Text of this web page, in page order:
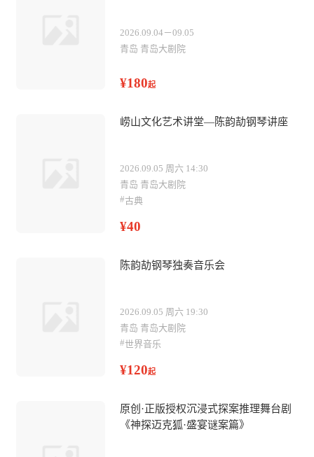
2026.09.04－09.05
青岛 青岛大剧院
¥180起
崂山文化艺术讲堂—陈韵劼钢琴讲座
2026.09.05 周六 14:30
青岛 青岛大剧院
#古典
¥40
陈韵劼钢琴独奏音乐会
2026.09.05 周六 19:30
青岛 青岛大剧院
#世界音乐
¥120起
原创·正版授权沉浸式探案推理舞台剧
《神探迈克狐·盛宴谜案篇》